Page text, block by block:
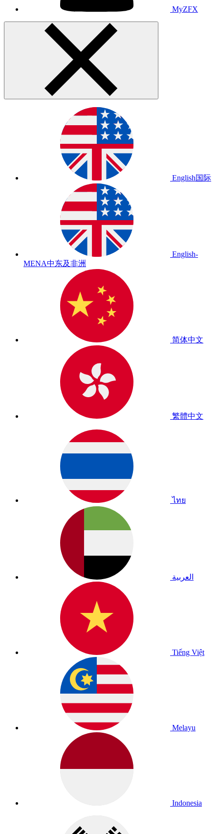
MyZFX
English国际
English-
MENA中东及非洲
简体中文
繁體中文
ไทย
العربية
Tiếng Việt
Melayu
Indonesia